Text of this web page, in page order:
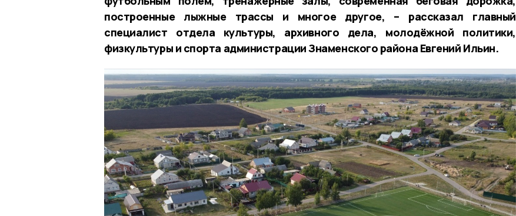
построенные лыжные трассы и многое другое, – рассказал главный
специалист отдела культуры, архивного дела, молодёжной политики,
физкультуры и спорта администрации Знаменского района Евгений Ильин.